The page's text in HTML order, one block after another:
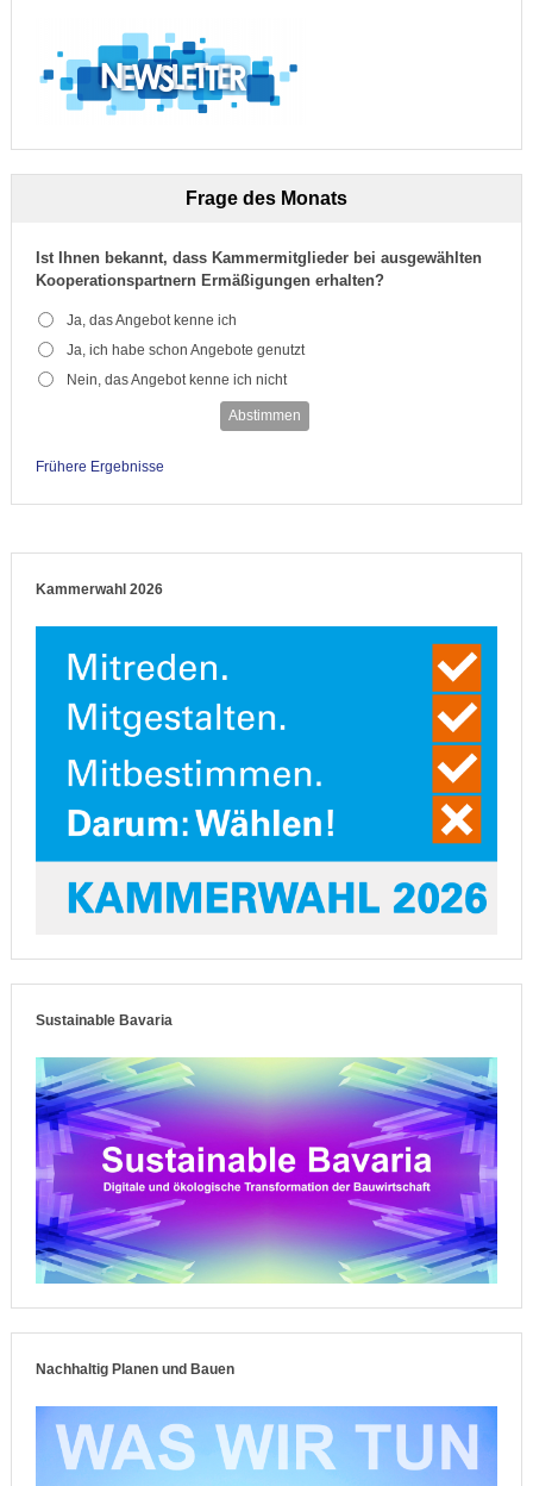
Frage des Monats
Ist Ihnen bekannt, dass Kammermitglieder bei ausgewählten
Kooperationspartnern Ermäßigungen erhalten?
Ja, das Angebot kenne ich
Ja, ich habe schon Angebote genutzt
Nein, das Angebot kenne ich nicht
Abstimmen
Frühere Ergebnisse
Kammerwahl 2026
Sustainable Bavaria
Nachhaltig Planen und Bauen